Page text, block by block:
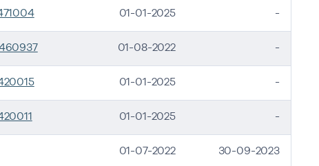
01-01-2025 -
01-08-2022 -
01-01-2025 -
01-01-2025 -
01-07-2022 30-09-2023
Einde
2024